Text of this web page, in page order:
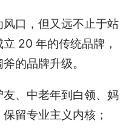
口，但又远不止于站
20 年的传统品牌，
的品牌升级。
、中老年到白领、妈
留专业主义内核；